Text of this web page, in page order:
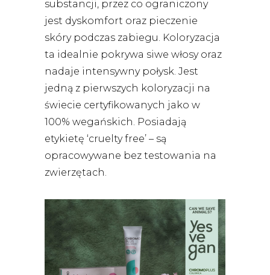
substancji, przez co ograniczony
jest dyskomfort oraz pieczenie
skóry podczas zabiegu. Koloryzacja
ta idealnie pokrywa siwe włosy oraz
nadaje intensywny połysk. Jest
jedną z pierwszych koloryzacji na
świecie certyfikowanych jako w
100% wegańskich. Posiadają
etykietę ‘cruelty free’ – są
opracowywane bez testowania na
zwierzętach.